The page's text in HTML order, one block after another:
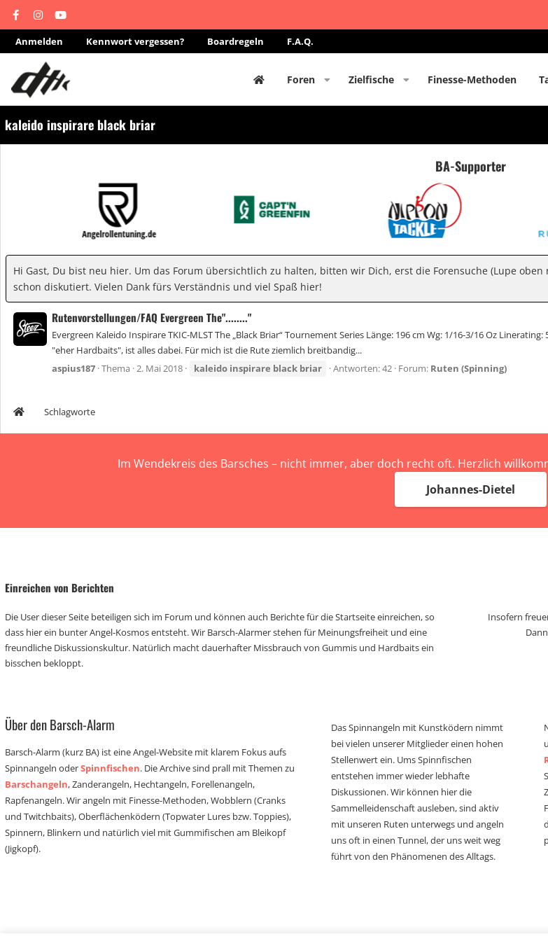
Anmelden Kennwort vergessen? Boardregeln F.A.Q.
Foren Zielfische Finesse-Methoden
kaleido inspirare black briar
BA-Supporter
Hi Gast, Du bist neu hier. Um das Forum übersichtlich zu halten, bitten wir Dich, erst die Forensuche (Lupe
schon diskutiert. Vielen Dank fürs Verständnis und viel Spaß hier!
Rutenvorstellungen/FAQ Evergreen The"........"
Evergreen Kaleido Inspirare TKIC-MLST The „Black Briar“ Tournement Series Länge: 196 cm Wg: 1/16-3/16 Oz
"eher Hardbaits", ist alles dabei. Für mich ist die Rute ziemlich breitbandig...
aspius187 Thema 2. Mai 2018 kaleido inspirare black briar Antworten: 42 Forum: Ruten (Spinning)
Schlagworte
Im Wendekreis des Barsches – nicht immer, aber doch recht oft. Herzlich
Johannes-Dietel
Einreichen von Berichten
Die User dieser Seite beteiligen sich im Forum und können auch Berichte für die Startseite einreichen, so
dass hier ein bunter Angel-Kosmos entsteht. Wir Barsch-Alarmer stehen für Meinungsfreiheit und eine
freundliche Diskussionskultur. Natürlich macht dauerhafter Missbrauch von Gummis und Hardbaits ein
bisschen bekloppt.
Insofern
Über den Barsch-Alarm
Barsch-Alarm (kurz BA) ist eine Angel-Website mit klarem Fokus aufs
Spinnangeln oderSpinnfischen. Die Archive sind prall mit Themen zu
Barschangeln, Zanderangeln, Hechtangeln, Forellenangeln,
Rapfenangeln. Wir angeln mit Finesse-Methoden, Wobblern (Cranks
und Twitchbaits), Oberflächenködern (Topwater Lures bzw. Toppies),
Spinnern, Blinkern und natürlich viel mit Gummifischen am Bleikopf
(Jigkopf).
Das Spinnangeln mit Kunstködern nimmt
bei vielen unserer Mitglieder einen hohen
Stellenwert ein. Ums Spinnfischen
entstehen immer wieder lebhafte
Diskussionen. Wir können hier die
Sammelleidenschaft ausleben, sind aktiv
mit unseren Ruten unterwegs und angeln
uns oft in einen Tunnel, der uns weit weg
führt von den Phänomenen des Alltags.